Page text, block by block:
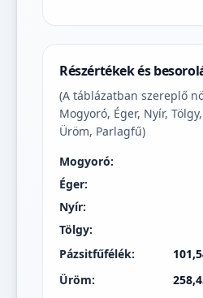
Részértékek és
(A táblázatban szereplő
Mogyoró, Éger, Nyír,
Üröm, Parlagfű)
Mogyoró:
Éger:
Nyír:
Tölgy:
Pázsitfűfélék:
Üröm: